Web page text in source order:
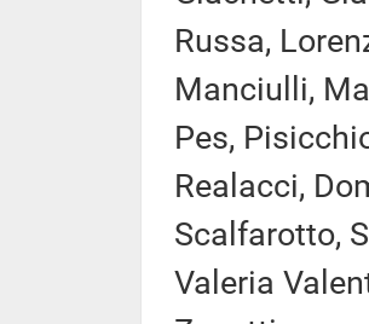
Russa,
Manciulli,
Pes,
Realacci,
Scalfarotto,
Valeria